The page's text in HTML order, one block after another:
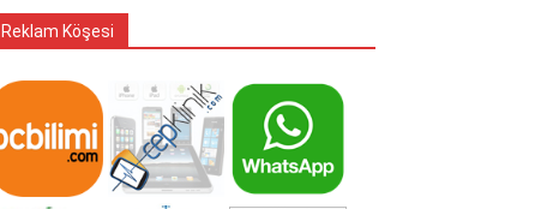
Reklam Köşesi